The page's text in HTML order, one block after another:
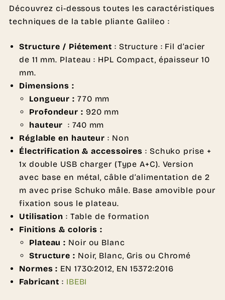
Découvrez ci-dessous toutes les caractéristiques
techniques de la table pliante Galileo :
Structure / Piétement : Structure : Fil d’acier
de 11 mm. Plateau : HPL Compact, épaisseur 10
mm.
Dimensions :
Longueur : 770 mm
Profondeur : 920 mm
hauteur : 740 mm
Réglable en hauteur : Non
Électrification & accessoires : Schuko prise +
1x double USB charger (Type A+C). Version
avec base en métal, câble d’alimentation de 2
m avec prise Schuko mâle. Base amovible pour
fixation sous le plateau.
Utilisation : Table de formation
Finitions & coloris :
Plateau : Noir ou Blanc
Structure : Noir, Blanc, Gris ou Chromé
Normes : EN 1730:2012, EN 15372:2016
Fabricant : IBEBI